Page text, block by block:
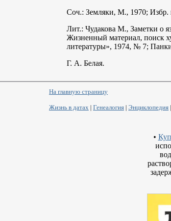
Соч.: Земляки, М., 1970; Избр.
Лит.: Чудакова М., Заметки о
Жизненный материал, поиск
литературы», 1974, № 7;
Г. А. Белая.
На главную страницу
Жизнь в датах | Генеалогия | Энциклопедия |
•